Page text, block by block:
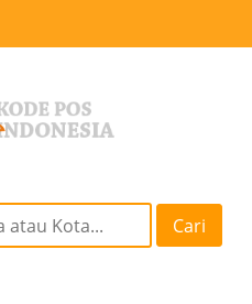
Cari